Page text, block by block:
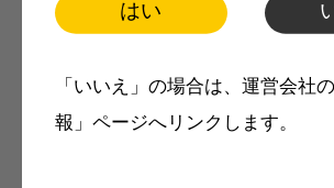
はい
「いいえ」の場合は、運営会社
報」ページへリンクします。
製品価格も閲覧可